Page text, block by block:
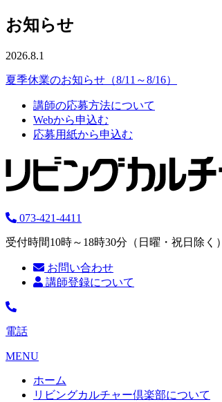
お知らせ
2026.8.1
夏季休業のお知らせ（8/11～8/16）
講師の応募方法について
Webから申込む
応募用紙から申込む
073-421-4411
受付時間10時～18時30分（日曜・祝日除く）
お問い合わせ
講師登録について
電話
MENU
ホーム
リビングカルチャー倶楽部について